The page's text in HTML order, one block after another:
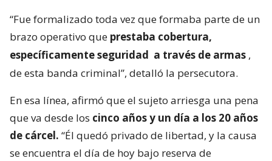
“Fue formalizado toda vez que formaba parte de un
brazo operativo que prestaba cobertura,
específicamente seguridad a través de armas ,
de esta banda criminal”, detalló la persecutora.
En esa línea, afirmó que el sujeto arriesga una pena
que va desde los cinco años y un día a los 20 años
de cárcel. “Él quedó privado de libertad, y la causa
se encuentra el día de hoy bajo reserva de